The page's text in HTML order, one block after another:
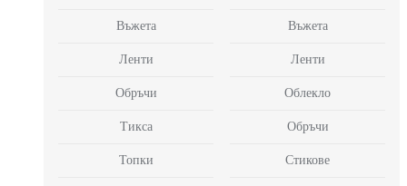
Въжета
Ленти
Обръчи
Тикса
Топки
Въжета
Ленти
Облекло
Обръчи
Стикове